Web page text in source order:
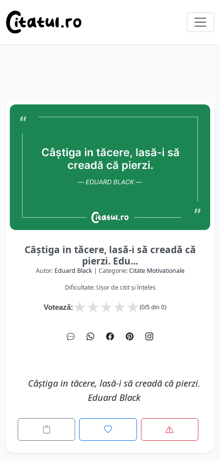
Câștiga in tăcere, lasă-i să creadă că
pierzi. Edu...
Autor: Eduard Black| Categorie:Citate Motivationale
Dificultate: Ușor de citit și înțeles
Votează: ★
★
★
★
★ (0/5 din 0)
Câștiga in tăcere, lasă-i să creadă că pierzi.
Eduard Black